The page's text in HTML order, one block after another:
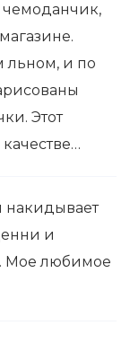
льном, и по
Этот
накидывает
и
Мое любимое